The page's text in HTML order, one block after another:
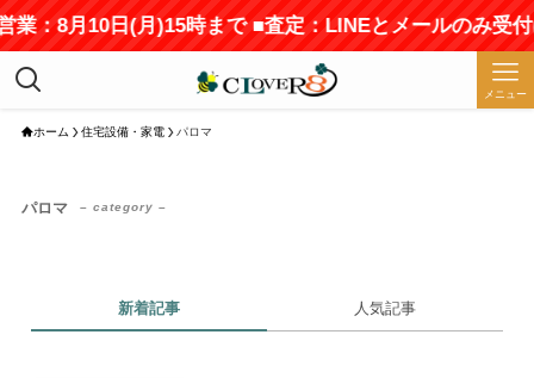
：8月10日(月)15時まで ■査定：LINEとメールのみ受付
メニュー
ホーム 住宅設備・家電 パロマ
パロマ – category –
新着記事 人気記事